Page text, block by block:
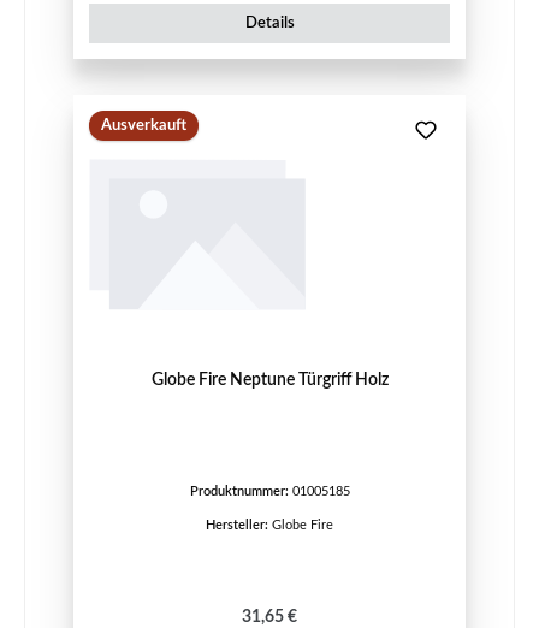
Details
Ausverkauft
Globe Fire Neptune Türgriff Holz
Produktnummer: 01005185
Hersteller: Globe Fire
Regulärer Preis:
31,65 €